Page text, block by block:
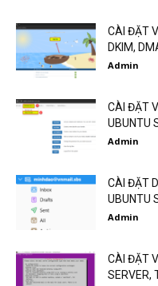
CÀI ĐẶT
DKIM,
Admin
CÀI ĐẶT
UBUNTU
Admin
CÀI ĐẶT
UBUNTU
Admin
CÀI ĐẶT
SERVER,